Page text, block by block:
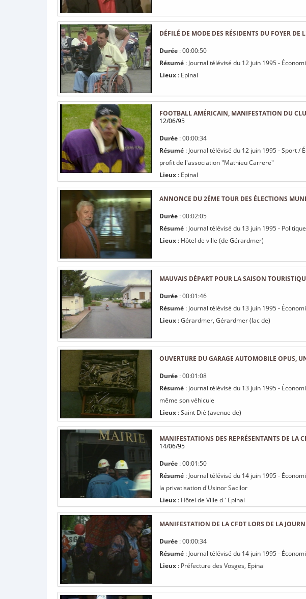
DÉFILÉ DE MODE DES RÉSIDENTS DU FOYER DE
Durée : 00:00:50
Résumé : Journal télévisé du 12 juin 1995 -
Lieux : Epinal
FOOTBALL AMÉRICAIN, MANIFESTATION DU
12/06/95
Durée : 00:00:34
Résumé : Journal télévisé du 12 juin 1995 - Sport
profit de l'association "Mathieu Carrere"
Lieux : Epinal
ANNONCE DU 2ÉME TOUR DES ÉLECTIONS
Durée : 00:02:05
Résumé : Journal télévisé du 13 juin 1995 -
Lieux : Hôtel de ville (de Gérardmer)
MAUVAIS DÉPART POUR LA SAISON
Durée : 00:01:46
Résumé : Journal télévisé du 13 juin 1995 -
Lieux : Gérardmer, Gérardmer (lac de)
OUVERTURE DU GARAGE AUTOMOBILE OPUS,
Durée : 00:01:08
Résumé : Journal télévisé du 13 juin 1995 -
même son véhicule
Lieux : Saint Dié (avenue de)
MANIFESTATIONS DES REPRÉSENTANTS DE LA
14/06/95
Durée : 00:01:50
Résumé : Journal télévisé du 14 juin 1995 -
la privatisation d'Usinor Sacilor
Lieux : Hôtel de Ville d ' Epinal
MANIFESTATION DE LA CFDT LORS DE LA
Durée : 00:00:34
Résumé : Journal télévisé du 14 juin 1995 -
Lieux : Préfecture des Vosges, Epinal